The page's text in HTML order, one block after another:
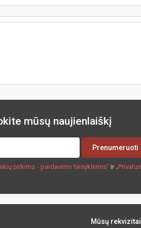
mūsų naujienlaiškį
Prenumeruoti
pirkimo - pardavimo taisyklėmis“ ir
Mūsų rekvizitai